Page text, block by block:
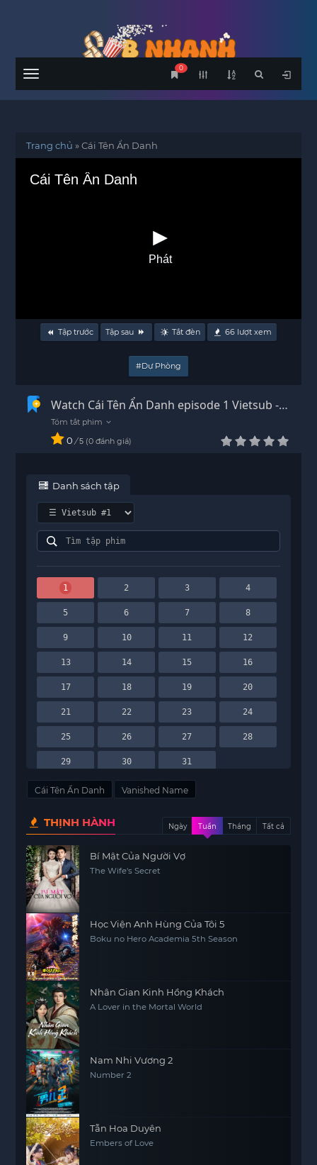
Menu
0
Trang chủ »Cái Tên Ẩn Danh
Cái Tên Ẩn Danh
Phát
Tập trước Tập sau Tắt đèn 66 lượt xem
#Dự Phòng
Watch Cái Tên Ẩn Danh episode 1 Vietsub -
HD
0 / 5 0 đánh giá
Danh sách tập
1 2 3 4
5 6 7 8
9 10 11 12
13 14 15 16
17 18 19 20
21 22 23 24
25 26 27 28
29 30 31
Cái Tên Ẩn Danh Vanished Name
THỊNH HÀNH Ngày Tuần Tháng Tất cả
Bí Mật Của Người Vợ
The Wife's Secret
Học Viện Anh Hùng Của Tôi 5
Boku no Hero Academia 5th Season
Nhân Gian Kinh Hồng Khách
A Lover in the Mortal World
Nam Nhi Vương 2
Number 2
Tẫn Hoa Duyên
Embers of Love